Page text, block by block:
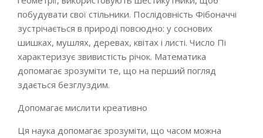
побудувати свої стільники. Послідовність Фібоначчі
зустрічається в природі повсюдно: у соснових
шишках, мушлях, деревах, квітах і листі. Число Пі
характеризує звивистість річок. Математика
допомагає зрозуміти те, що на перший погляд
здається безглуздим.
Допомагає мислити креативно
Ця наука допомагає зрозуміти, що часом можна